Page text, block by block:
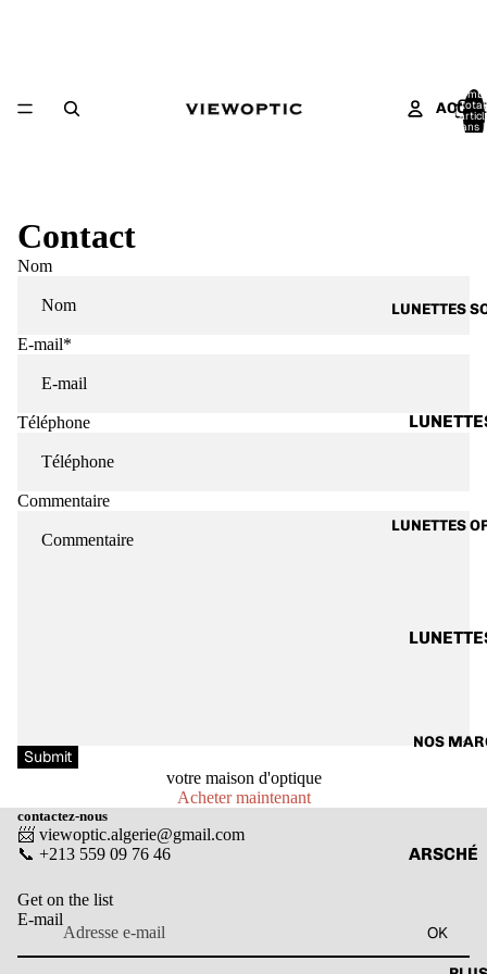
LUNETTES
LUNETTES
NOS
ARSCHÉ
CARTIER
CALVIN
total
dans
Contact
Nom
E-mail*
Téléphone
Commentaire
Submit
votre maison d'optique
Acheter maintenant
contactez-nous
📨 viewoptic.algerie@gmail.com
📞 +213 559 09 76 46
Get on the list
E-mail
OK